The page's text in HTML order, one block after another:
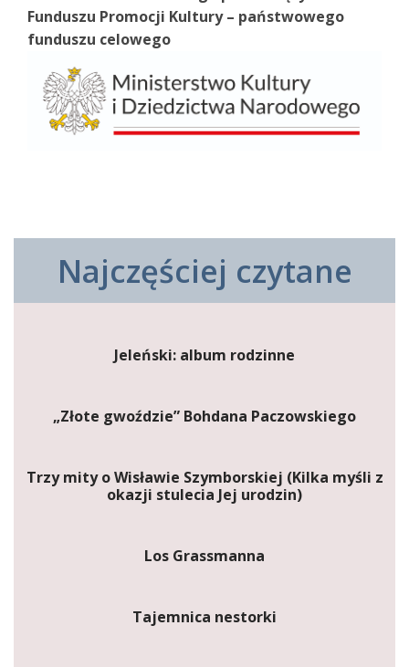
Funduszu Promocji Kultury – państwowego
funduszu celowego
Najczęściej czytane
Jeleński: album rodzinne
„Złote gwoździe” Bohdana Paczowskiego
Trzy mity o Wisławie Szymborskiej (Kilka myśli z
okazji stulecia Jej urodzin)
Los Grassmanna
Tajemnica nestorki